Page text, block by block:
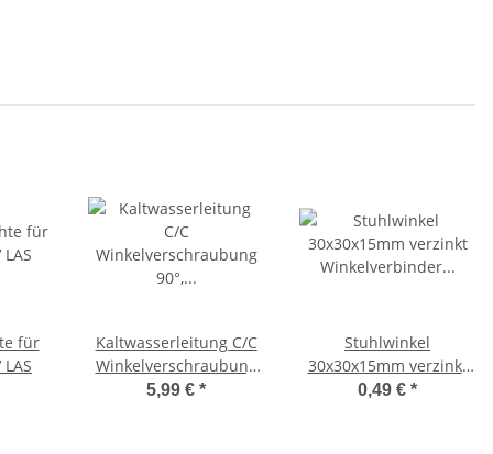
für
Kaltwasserleitung C/C
Winkelverschraubung
90°, 20mmx1/2" IG
5,99 € *
Stuhlwinkel
30x30x15mm verzinkt
Winkelverbinder
0,49 € *